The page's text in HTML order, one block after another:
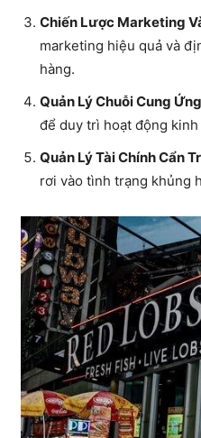
Chiến Lược Marketing
marketing hiệu quả và
hàng.
Quản Lý Chuỗi Cung
để duy trì hoạt động
Quản Lý Tài Chính Cẩn
rơi vào tình trạng khủng